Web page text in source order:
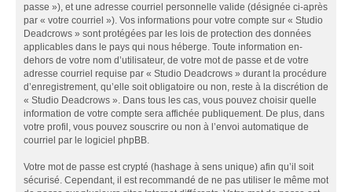
passe »), et une adresse courriel personnelle valide (désignée ci-après
par « votre courriel »). Vos informations pour votre compte sur « Studio
Deadcrows » sont protégées par les lois de protection des données
applicables dans le pays qui nous héberge. Toute information en-
dehors de votre nom d’utilisateur, de votre mot de passe et de votre
adresse courriel requise par « Studio Deadcrows » durant la procédure
d’enregistrement, qu’elle soit obligatoire ou non, reste à la discrétion de
« Studio Deadcrows ». Dans tous les cas, vous pouvez choisir quelle
information de votre compte sera affichée publiquement. De plus, dans
votre profil, vous pouvez souscrire ou non à l’envoi automatique de
courriel par le logiciel phpBB.
Votre mot de passe est crypté (hashage à sens unique) afin qu’il soit
sécurisé. Cependant, il est recommandé de ne pas utiliser le même mot